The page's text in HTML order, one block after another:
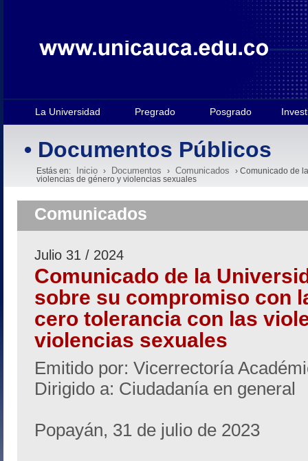
La Universidad Pregrado Posgrado
• Documentos Públicos
Estás en: Inicio › Documentos › Comunicados
› Comunicado de
violencias de género y violencias sexuales
Comunicados
Julio 31 / 2024
Comunicado de la
sobre su compromiso con
cero tolerancia con las
violencias sexuales
Emitido por: Vicerrectoría
Dirigido a: Ciudadanía en general
Popayán, 31 de julio de 2023